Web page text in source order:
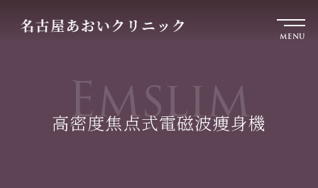
MENU
Emslim
高密度焦点式電磁波痩身機